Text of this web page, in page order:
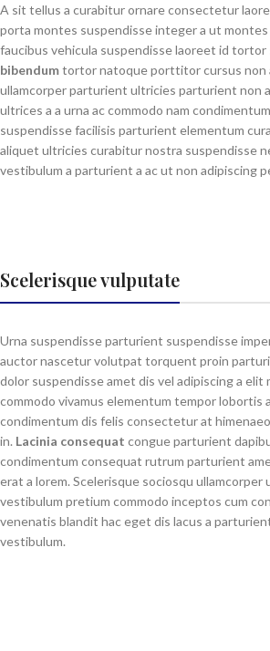
A sit tellus a curabitur ornare consectetur
porta montes suspendisse integer a ut
faucibus vehicula suspendisse laoreet id tortor
bibendumtortor natoque porttitor cursus non
ullamcorper parturient ultricies parturient non
ultrices a a urna ac commodo nam
suspendisse facilisis parturient elementum
aliquet ultricies curabitur nostra suspendisse
vestibulum a parturient a ac ut non adipiscing
Scelerisque vulputate
Urna suspendisse parturient suspendisse
auctor nascetur volutpat torquent proin
dolor suspendisse amet dis vel adipiscing a elit
commodo vivamus elementum tempor lobortis
condimentum dis felis consectetur at
in. Lacinia consequat congue parturient
condimentum consequat rutrum parturient
erat a lorem. Scelerisque sociosqu ullamcorper
vestibulum pretium commodo inceptos cum
venenatis blandit hac eget dis lacus a
vestibulum.